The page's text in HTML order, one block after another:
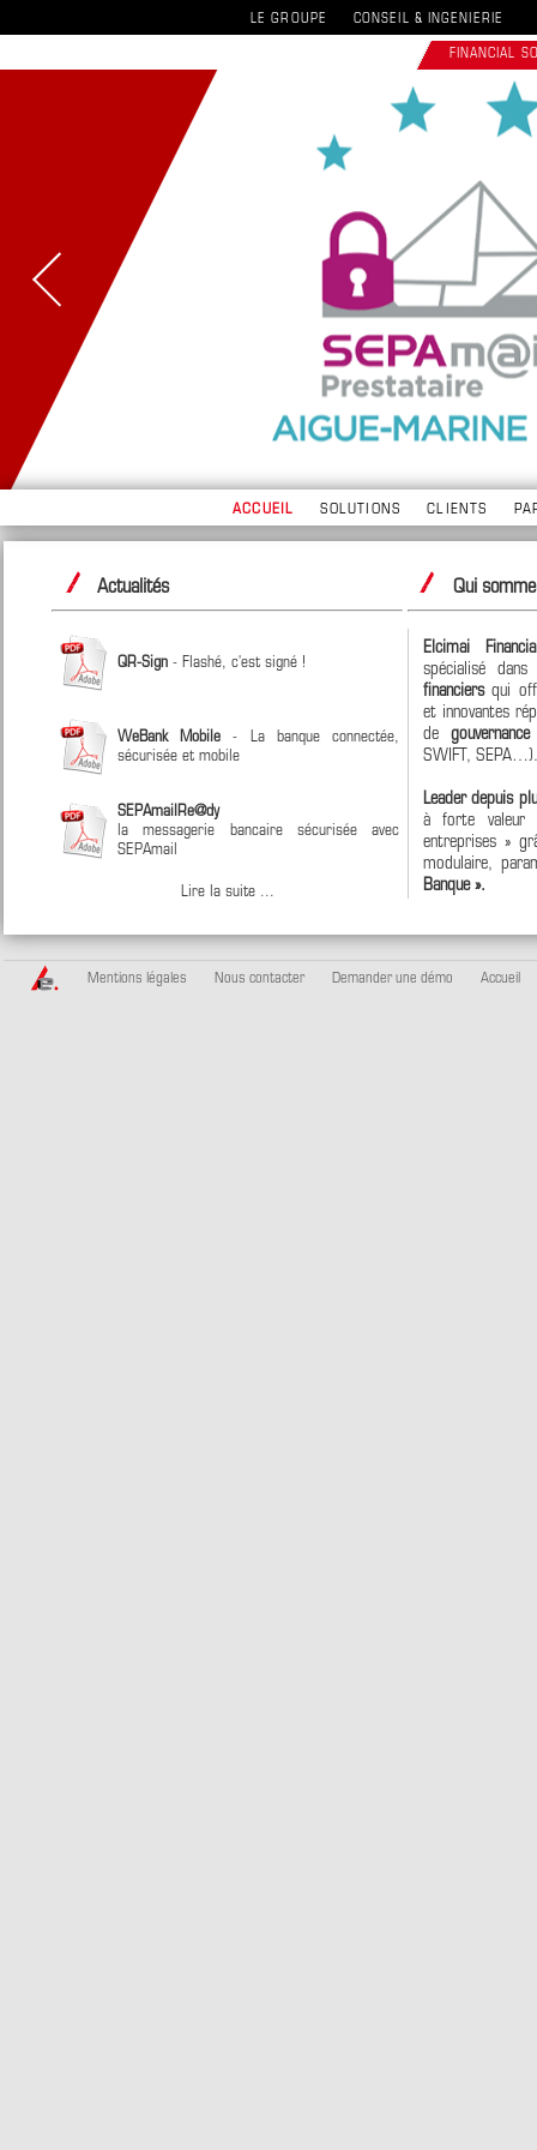
LE GROUPE CONSEIL & INGENIERIE
FINANCIAL
ACCUEIL SOLUTIONS CLIENTS
Actualités
QR-Sign - Flashé, c'est signé !
WeBank Mobile- La banque connectée,
sécurisée et mobile
SEPAmailRe@dy
la messagerie bancaire sécurisée avec
SEPAmail
Lire la suite ...
Qui
Elcimai
spécialisé
financiersqui
et innovantes
de
SWIFT, SEPA…).
Leader depuis
à forte valeur
entreprises »
modulaire,
Banque ».
Mentions légales Nous contacter Demander une démo Accueil